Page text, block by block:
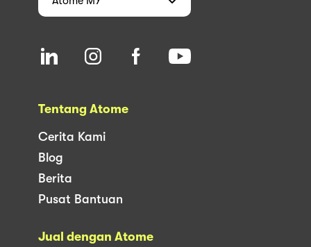
Tentang Atome
Cerita Kami
Blog
Berita
Pusat Bantuan
Jual dengan Atome